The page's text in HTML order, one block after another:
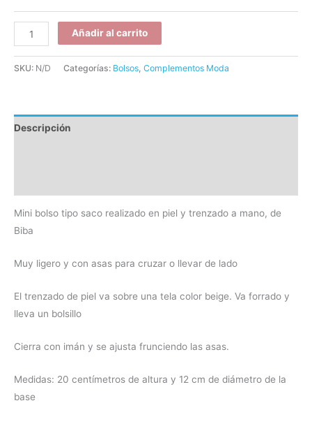
Añadir al carrito
SKU: N/D Categorías: Bolsos Complementos Moda
Descripción
Mini bolso tipo saco realizado en piel y trenzado a mano, de
Biba
Muy ligero y con asas para cruzar o llevar de lado
El trenzado de piel va sobre una tela color beige. Va forrado y
lleva un bolsillo
Cierra con imán y se ajusta frunciendo las asas.
Medidas: 20 centímetros de altura y 12 cm de diámetro de la
base